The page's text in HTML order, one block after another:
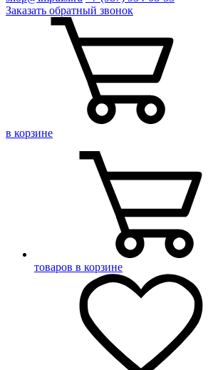
Заказать обратный звонок
в корзине
товаров в корзине